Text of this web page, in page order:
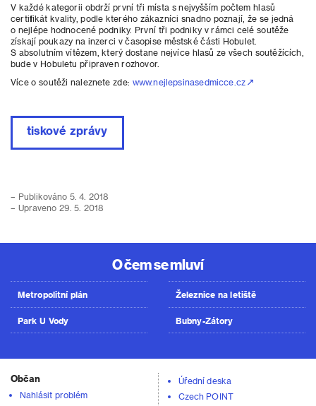
V každé kategorii obdrží první tři místa s nejvyšším počtem hlasů
certifikát kvality, podle kterého zákazníci snadno poznají, že se jedná
o nejlépe hodnocené podniky. První tři podniky v rámci celé soutěže
získají poukazy na inzerci v časopise městské části Hobulet.
S absolutním vítězem, který dostane nejvíce hlasů ze všech soutěžících,
bude v Hobuletu připraven rozhovor.
Více o soutěži naleznete zde: www.nejlepsinasedmicce.cz
tiskové zprávy
– Publikováno 5. 4. 2018
– Upraveno 29. 5. 2018
O čem se mluví
Metropolitní plán
Park U Vody
Železnice na letiště
Bubny-Zátory
Občan
Nahlásit problém
Úřední deska
Czech POINT